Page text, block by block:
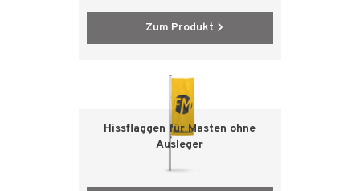
Zum Produkt
Hissflaggen für Masten ohne
Ausleger